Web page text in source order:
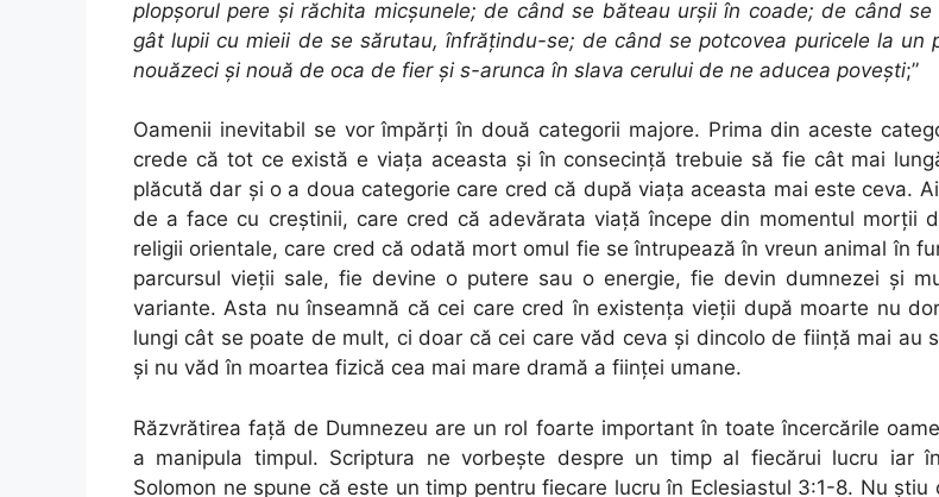
plopşorul pere şi răchita micşunele; de când se băteau urşii în coade; de când se
gât lupii cu mieii de se sărutau, înfrăţindu-se; de când se potcovea puricele la un
nouăzeci şi nouă de oca de fier şi s-arunca în slava cerului de ne aducea poveşti;”
Oamenii inevitabil se vor împărţi în două categorii majore. Prima din aceste
crede că tot ce există e viaţa aceasta şi în consecinţă trebuie să fie cât mai
plăcută dar şi o a doua categorie care cred că după viaţa aceasta mai este ceva.
de a face cu creştinii, care cred că adevărata viaţă începe din momentul morţii
religii orientale, care cred că odată mort omul fie se întrupează în vreun animal în
parcursul vieţii sale, fie devine o putere sau o energie, fie devin dumnezei şi
variante. Asta nu înseamnă că cei care cred în existenţa vieţii după moarte nu
lungi cât se poate de mult, ci doar că cei care văd ceva şi dincolo de fiinţă mai au
şi nu văd în moartea fizică cea mai mare dramă a fiinţei umane.
Răzvrătirea faţă de Dumnezeu are un rol foarte important în toate încercările
a manipula timpul. Scriptura ne vorbeşte despre un timp al fiecărui lucru iar
Solomon ne spune că este un timp pentru fiecare lucru în Eclesiastul 3:1-8. Nu ştiu